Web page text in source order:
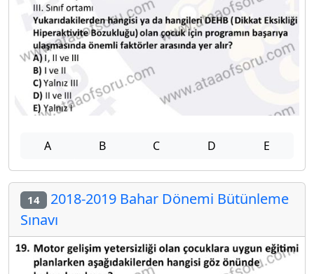
A B C D E
14 2018-2019 Bahar Dönemi Bütünleme
Sınavı